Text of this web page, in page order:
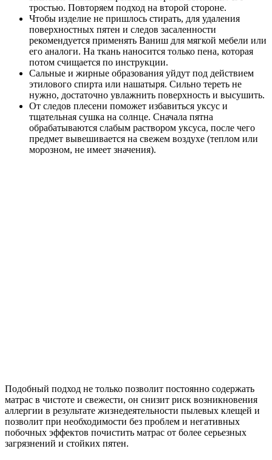
тростью. Повторяем подход на второй стороне.
Чтобы изделие не пришлось стирать, для удаления
поверхностных пятен и следов засаленности
рекомендуется применять Ваниш для мягкой мебели или
его аналоги. На ткань наносится только пена, которая
потом счищается по инструкции.
Сальные и жирные образования уйдут под действием
этилового спирта или нашатыря. Сильно тереть не
нужно, достаточно увлажнить поверхность и высушить.
От следов плесени поможет избавиться уксус и
тщательная сушка на солнце. Сначала пятна
обрабатываются слабым раствором уксуса, после чего
предмет вывешивается на свежем воздухе (теплом или
морозном, не имеет значения).
Подобный подход не только позволит постоянно содержать
матрас в чистоте и свежести, он снизит риск возникновения
аллергии в результате жизнедеятельности пылевых клещей и
позволит при необходимости без проблем и негативных
побочных эффектов почистить матрас от более серьезных
загрязнений и стойких пятен.